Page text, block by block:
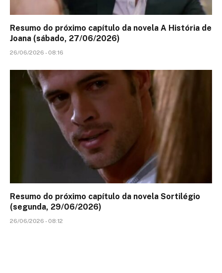
Resumo do próximo capítulo da novela A História de
Joana (sábado, 27/06/2026)
26/06/2026 - 08:16
Resumo do próximo capítulo da novela Sortilégio
(segunda, 29/06/2026)
26/06/2026 - 08:12